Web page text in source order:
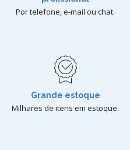
Por telefone, e-mail ou chat.
Grande estoque
Milhares de itens em estoque.